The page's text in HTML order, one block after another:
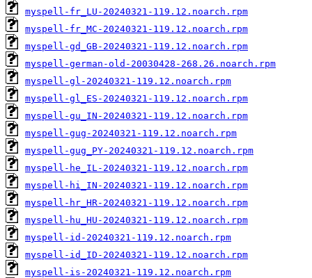
myspell-fr_LU-20240321-119.12.noarch.rpm
myspell-fr_MC-20240321-119.12.noarch.rpm
myspell-gd_GB-20240321-119.12.noarch.rpm
myspell-german-old-20030428-268.26.noarch.rpm
myspell-gl-20240321-119.12.noarch.rpm
myspell-gl_ES-20240321-119.12.noarch.rpm
myspell-gu_IN-20240321-119.12.noarch.rpm
myspell-gug-20240321-119.12.noarch.rpm
myspell-gug_PY-20240321-119.12.noarch.rpm
myspell-he_IL-20240321-119.12.noarch.rpm
myspell-hi_IN-20240321-119.12.noarch.rpm
myspell-hr_HR-20240321-119.12.noarch.rpm
myspell-hu_HU-20240321-119.12.noarch.rpm
myspell-id-20240321-119.12.noarch.rpm
myspell-id_ID-20240321-119.12.noarch.rpm
myspell-is-20240321-119.12.noarch.rpm